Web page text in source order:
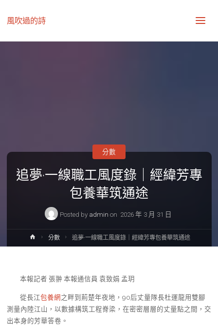
風吹過的詩
追夢·一線職工風度錄｜經緯芳專
包養華筑通途
Posted by admin on 2026 年 3 月 31 日
分數
Home分數 追夢·一線職工風度錄｜經緯芳專包養華筑通途
本報記者 張翀 本報通信員 袁致娟 孟玥
從長江包養網之畔到荊楚年夜地，90后丈量隊長杜運龍用雙腳
測量內陸江山，以數據構筑工程脊梁，在密密層層的丈量點之間，交
出本身的芳華答卷。